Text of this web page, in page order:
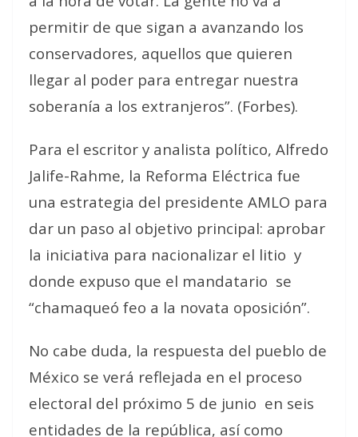
permitir de que sigan a avanzando los
conservadores, aquellos que quieren
llegar al poder para entregar nuestra
soberanía a los extranjeros”. (Forbes).
Para el escritor y analista político, Alfredo
Jalife-Rahme, la Reforma Eléctrica fue
una estrategia del presidente AMLO para
dar un paso al objetivo principal: aprobar
la iniciativa para nacionalizar el litio y
donde expuso que el mandatario se
“chamaqueó feo a la novata oposición”.
No cabe duda, la respuesta del pueblo de
México se verá reflejada en el proceso
electoral del próximo 5 de junio en seis
entidades de la república, así como